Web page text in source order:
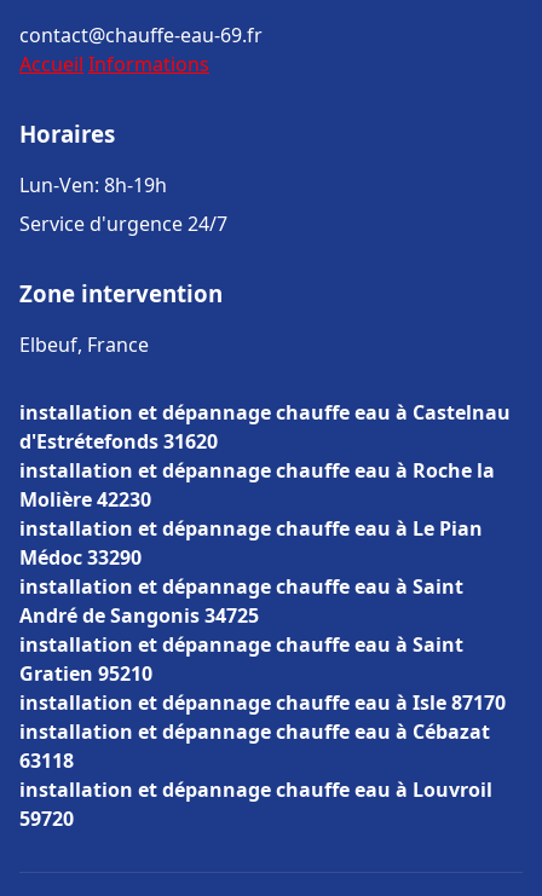
contact@chauffe-eau-69.fr
Accueil Informations
Horaires
Lun-Ven: 8h-19h
Service d'urgence 24/7
Zone intervention
Elbeuf, France
installation et dépannage chauffe eau à Castelnau
d'Estrétefonds 31620
installation et dépannage chauffe eau à Roche la
Molière 42230
installation et dépannage chauffe eau à Le Pian
Médoc 33290
installation et dépannage chauffe eau à Saint
André de Sangonis 34725
installation et dépannage chauffe eau à Saint
Gratien 95210
installation et dépannage chauffe eau à Isle 87170
installation et dépannage chauffe eau à Cébazat
63118
installation et dépannage chauffe eau à Louvroil
59720